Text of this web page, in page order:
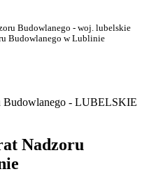
Budowlanego - woj. lubelskie
Budowlanego w Lublinie
Budowlanego - LUBELSKIE
Nadzoru